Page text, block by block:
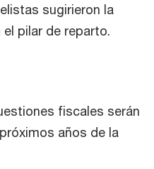
sugirieron la
pilar de reparto.
fiscales serán
años de la